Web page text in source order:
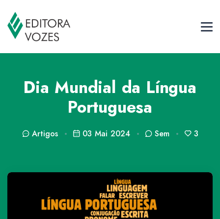
Dia Mundial da Língua
Portuguesa
Artigos 03 Mai 2024 Sem 3